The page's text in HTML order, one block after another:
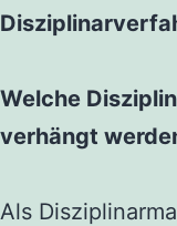
Welche
verhängt
Als